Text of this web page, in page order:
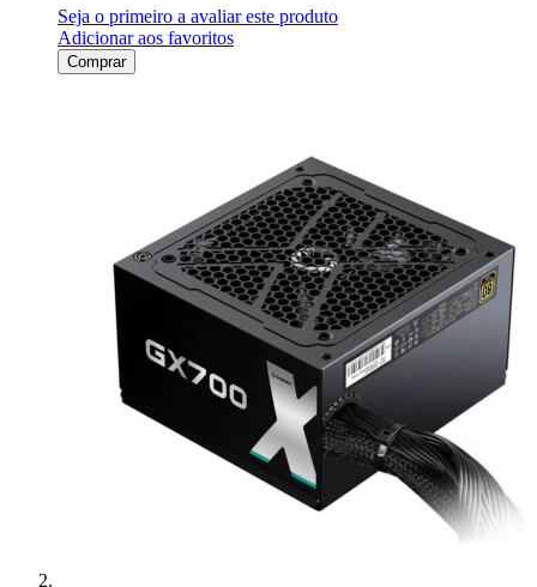
Seja o primeiro a avaliar este produto
Adicionar aos favoritos
Comprar